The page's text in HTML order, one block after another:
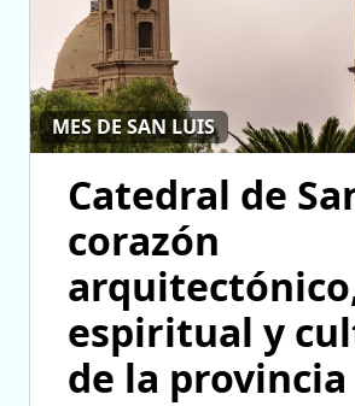
MES DE SAN LUIS
Catedral de
corazón
espiritual y
de la provincia